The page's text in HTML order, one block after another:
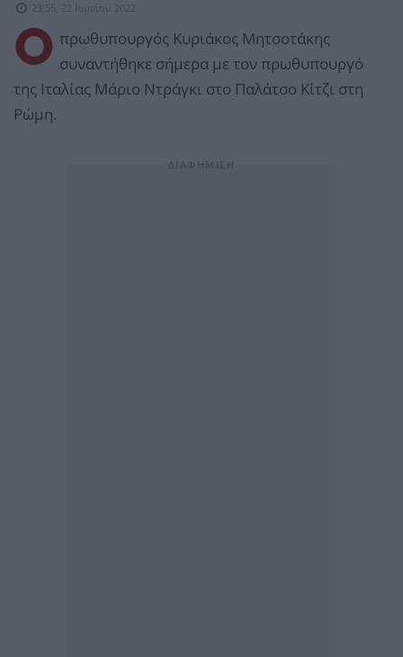
23:55, 22 Ιουνίου 2022
Ο πρωθυπουργός Κυριάκος Μητσοτάκης
συναντήθηκε σήμερα με τον πρωθυπουργό
της Ιταλίας Μάριο Ντράγκι στο Παλάτσο Κίτζι στη
Ρώμη.